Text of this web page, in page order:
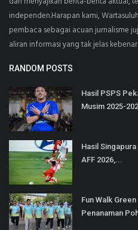
independen.Harapan kami,
pembaca sebagai acuan jurnalisme
aliran informasi yang tak jelas
RANDOM POSTS
Hasil PSPS
Musim 2025-
Hasil
AFF 2026,...
Fun Walk
Penanaman